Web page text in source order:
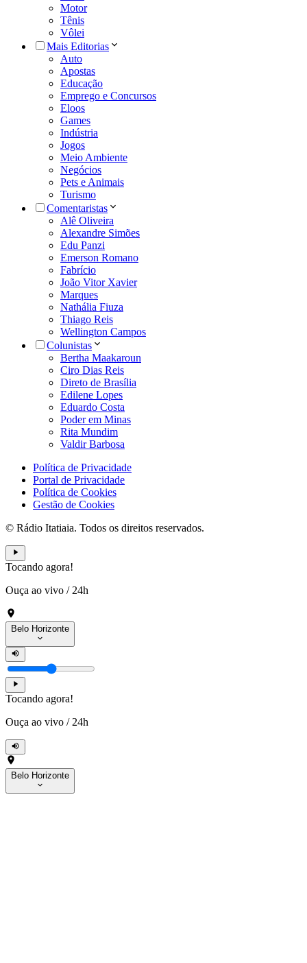
Motor
Tênis
Vôlei
Mais Editorias
Auto
Apostas
Educação
Emprego e Concursos
Eloos
Games
Indústria
Jogos
Meio Ambiente
Negócios
Pets e Animais
Turismo
Comentaristas
Alê Oliveira
Alexandre Simões
Edu Panzi
Emerson Romano
Fabrício
João Vitor Xavier
Marques
Nathália Fiuza
Thiago Reis
Wellington Campos
Colunistas
Bertha Maakaroun
Ciro Dias Reis
Direto de Brasília
Edilene Lopes
Eduardo Costa
Poder em Minas
Rita Mundim
Valdir Barbosa
Política de Privacidade
Portal de Privacidade
Política de Cookies
Gestão de Cookies
© Rádio Itatiaia. Todos os direitos reservados.
Tocando agora!
Ouça ao vivo / 24h
Belo Horizonte
Tocando agora!
Ouça ao vivo / 24h
Belo Horizonte